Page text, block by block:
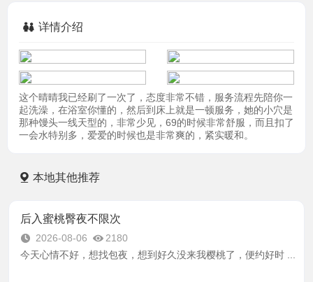
详情介绍
这个晴晴我已经刷了一次了，态度非常不错，服务流程先陪你一
起洗澡，在浴室你懂的，然后到床上就是一顿服务，她的小穴是
那种馒头一线天型的，非常少见，69的时候非常舒服，而且扣了
一会水特别多，爱爱的时候也是非常爽的，紧实暖和。
本地其他推荐
后入蜜桃臀夜不限次
2026-08-06
2180
今天心情不好，想找包夜，想到好久没来我樱桃了，便约好时 ...